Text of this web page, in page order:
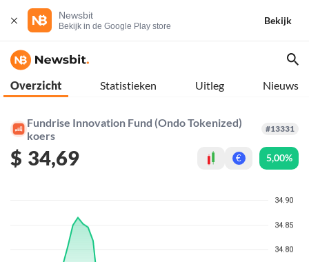
Newsbit
Bekijk in de Google Play store
Bekijk
Overzicht Statistieken Uitleg Nieuws
Fundrise Innovation Fund (Ondo Tokenized)
koers
#13331
$ 34,69 € 5,00%